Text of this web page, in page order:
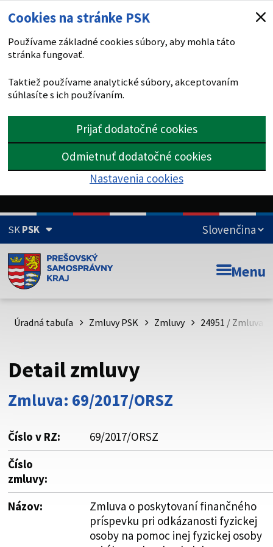
Cookies na stránke PSK
Používame základné cookies súbory, aby mohla táto
stránka fungovať.
Taktiež používame analytické súbory, akceptovaním
súhlasíte s ich používaním.
Prijať dodatočné cookies
Odmietnuť dodatočné cookies
Nastavenia cookies
SKPSK
Doména psk.sk je oficiálna
Toto je oficiálna webová stránka Prešovského
psk.sk.
Buďte pozorní a vždy sa uistite, že zdieľate informácie iba
cez zabezpečenú webovú stránku. Zabezpečená stránka
vždy začína https:// pred názvom domény webového sídla.
Menu
Úradná tabuľa Zmluvy PSK Zmluvy 24951 / Zmluva
Detail zmluvy
Zmluva: 69/2017/ORSZ
Číslo v RZ:
69/2017/ORSZ
Číslo
zmluvy:
Názov:
Zmluva o poskytovaní finančného
príspevku pri odkázanosti fyzickej
osoby na pomoc inej fyzickej osoby